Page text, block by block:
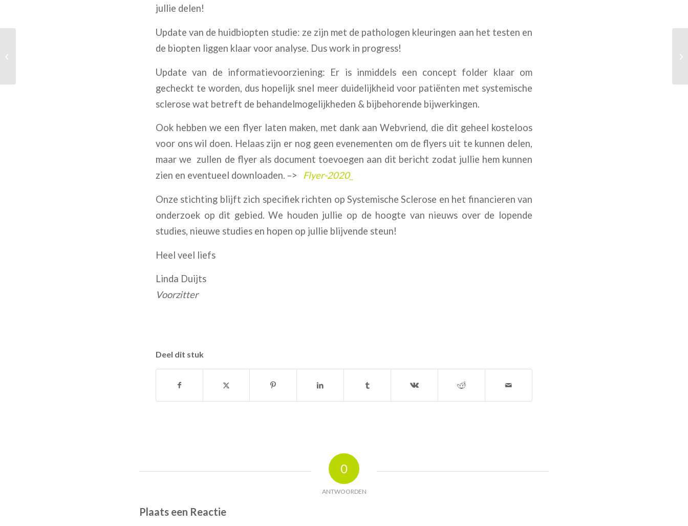
jullie delen!
Update van de huidbiopten studie: ze zijn met de pathologen kleuringen aan het testen en
de biopten liggen klaar voor analyse. Dus work in progress!
Update van de informatievoorziening: Er is inmiddels een concept folder klaar om
gecheckt te worden, dus hopelijk snel meer duidelijkheid voor patiënten met systemische
sclerose wat betreft de behandelmogelijkheden & bijbehorende bijwerkingen.
Ook hebben we een flyer laten maken, met dank aan Webvriend, die dit geheel kosteloos
voor ons wil doen. Helaas zijn er nog geen evenementen om de flyers uit te kunnen delen,
maar we zullen de flyer als document toevoegen aan dit bericht zodat jullie hem kunnen
zien en eventueel downloaden. –>
Flyer-2020_
Onze stichting blijft zich specifiek richten op Systemische Sclerose en het financieren van
onderzoek op dit gebied. We houden jullie op de hoogte van nieuws over de lopende
studies, nieuwe studies en hopen op jullie blijvende steun!
Heel veel liefs
Linda Duijts
Voorzitter
Deel dit stuk
0
ANTWOORDEN
Plaats een Reactie